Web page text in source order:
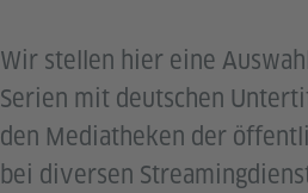
Wir stellen hier eine
Serien mit deutschen
den Mediatheken der
bei diversen